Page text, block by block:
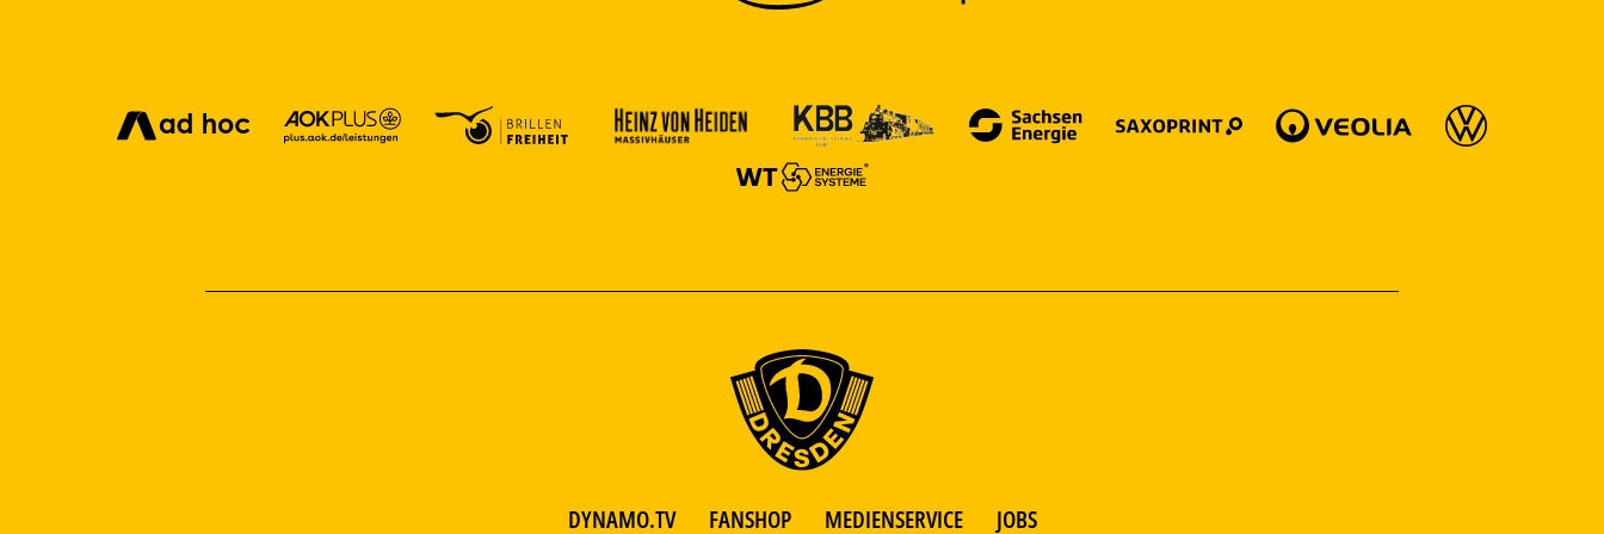
DYNAMO.TV FANSHOP MEDIENSERVICE JOBS